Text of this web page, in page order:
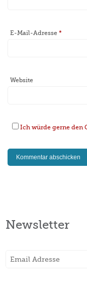
E-Mail-Adresse*
Website
Ich würde gerne den
Newsletter